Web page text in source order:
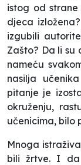
istog od
djeca
izgubili
Zašto? Da li su
nameću
nasilja
pitanje je
okruženju,
učenicima, bilo
Mnoga
bili žrtve. I